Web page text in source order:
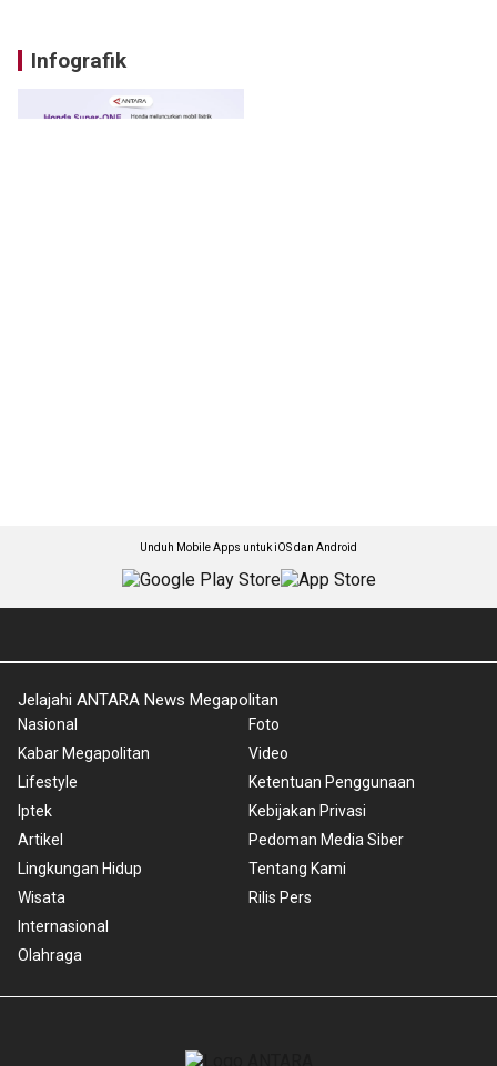
Infografik
Unduh Mobile Apps untuk iOS dan Android
Jelajahi ANTARA News Megapolitan
Nasional
Kabar Megapolitan
Lifestyle
Iptek
Artikel
Lingkungan Hidup
Wisata
Internasional
Olahraga
Foto
Video
Ketentuan Penggunaan
Kebijakan Privasi
Pedoman Media Siber
Tentang Kami
Rilis Pers